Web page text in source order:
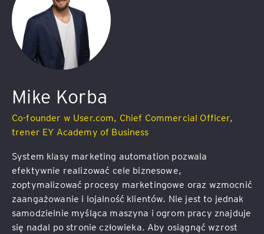
Mike Korba
Co-founder w User.com, Chief Commercial Officer,
trener EY Academy of Business
System klasy marketing automation pozwala
efektywnie realizować cele biznesowe,
zoptymalizować procesy marketingowe oraz wzmocnić
zaangażowanie i lojalność klientów. Nie jest to jednak
samodzielnie myśląca maszyna i ogrom pracy znajduje
się nadal po stronie człowieka. Aby osiągnąć wzrost